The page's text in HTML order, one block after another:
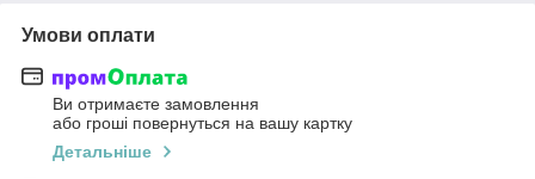
Умови оплати
Ви отримаєте замовлення
або гроші повернуться на вашу картку
Детальніше